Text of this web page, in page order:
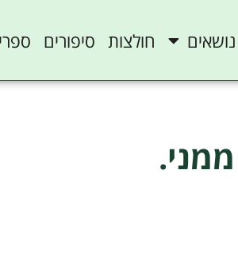
נושאים חולצות סיפורים